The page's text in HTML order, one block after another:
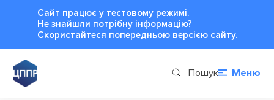
Сайт працює у тестовому режимі.
Не знайшли потрібну інформацію?
Cкористайтеся попередньою версією сайту.
Пошук Меню